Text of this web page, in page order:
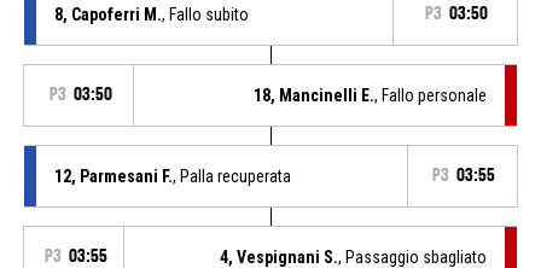
8, Capoferri M., Fallo subito P3 03:50
P3 03:50 18, Mancinelli E., Fallo personale
12, Parmesani F., Palla recuperata P3 03:55
P3 03:55 4, Vespignani S., Passaggio sbagliato